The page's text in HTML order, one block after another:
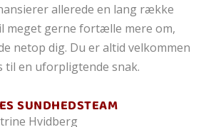
allerede en lang række
meget gerne fortælle mere om,
netop dig. Du er altid velkommen
til en uforpligtende snak.
SUNDHEDSTEAM